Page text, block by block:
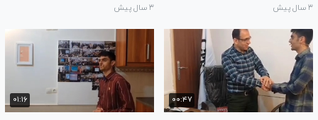
۳ سال پیش ۳ سال پیش
۰۰:۴۷ ۰۱:۱۶